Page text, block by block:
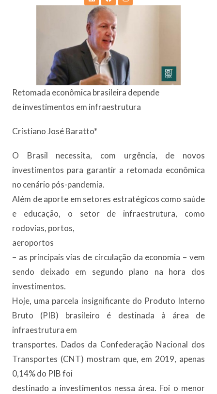
Retomada econômica brasileira depende
de investimentos em infraestrutura
Cristiano José Baratto*
O Brasil necessita, com urgência, de novos
investimentos para garantir a retomada econômica
no cenário pós-pandemia.
Além de aporte em setores estratégicos como saúde
e educação, o setor de infraestrutura, como
rodovias, portos,
aeroportos
– as principais vias de circulação da economia – vem
sendo deixado em segundo plano na hora dos
investimentos.
Hoje, uma parcela insignificante do Produto Interno
Bruto (PIB) brasileiro é destinada à área de
infraestrutura em
transportes. Dados da Confederação Nacional dos
Transportes (CNT) mostram que, em 2019, apenas
0,14% do PIB foi
destinado a investimentos nessa área. Foi o menor